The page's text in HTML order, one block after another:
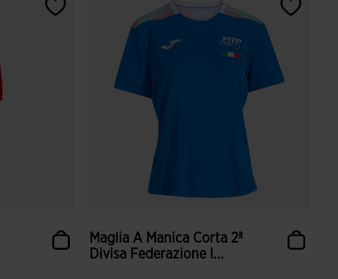
Maglia A Manica Corta 2ª
Divisa Federazione I...